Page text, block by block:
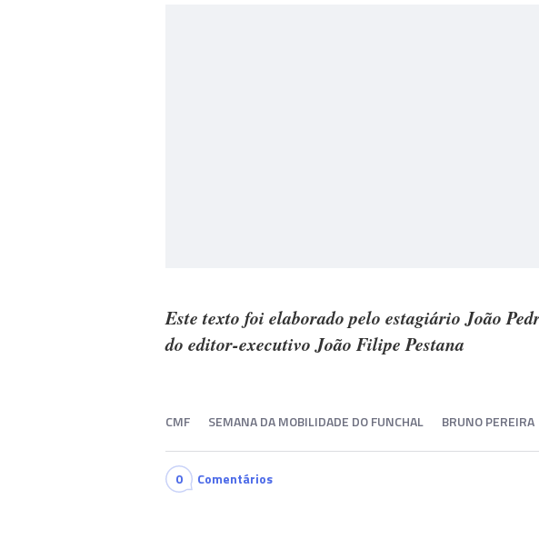
Este texto foi elaborado pelo estagiário João
do editor-executivo João Filipe Pestana
CMF SEMANA DA MOBILIDADE DO FUNCHAL BRUNO PEREIRA
0 Comentários